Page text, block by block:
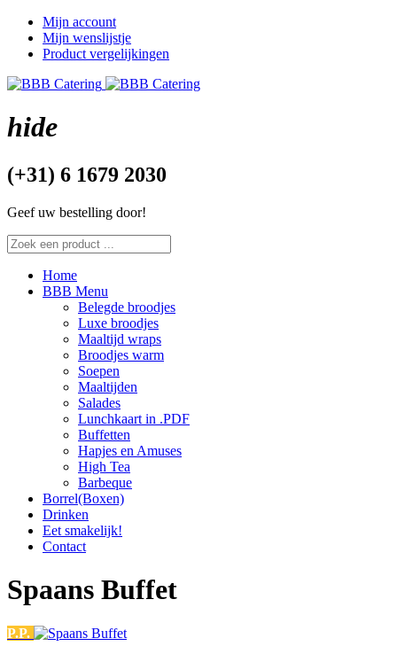
Mijn account
Mijn wenslijstje
Product vergelijkingen
hide
(+31) 6 1679 2030
Geef uw bestelling door!
Home
BBB Menu
Belegde broodjes
Luxe broodjes
Maaltijd wraps
Broodjes warm
Soepen
Maaltijden
Salades
Lunchkaart in .PDF
Buffetten
Hapjes en Amuses
High Tea
Barbeque
Borrel(Boxen)
Drinken
Eet smakelijk!
Contact
Spaans Buffet
P.P.